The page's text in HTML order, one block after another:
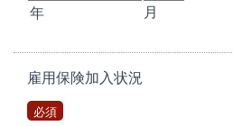
年 月
雇用保険加入状況
必須